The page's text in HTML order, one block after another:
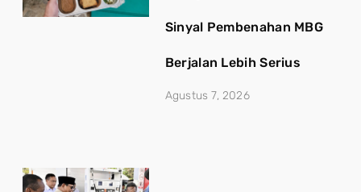
Sinyal Pembenahan MBG
Berjalan Lebih Serius
Agustus 7, 2026